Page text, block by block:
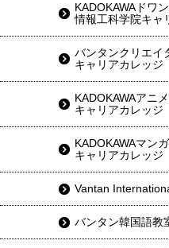
KADOKAWAドワ
情報工科学院キャ
バンタンクリエイ
キャリアカレッジ
KADOKAWAアニ
キャリアカレッジ
KADOKAWAマン
キャリアカレッジ
Vantan
バンタン韓国語教